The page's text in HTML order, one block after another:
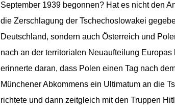
September 1939 begonnen? Hat es nicht den
die Zerschlagung der Tschechoslowakei
Deutschland, sondern auch Österreich und
nach an der territorialen Neuaufteilung Europas
erinnerte daran, dass Polen einen Tag nach
Münchener Abkommens ein Ultimatum an die
richtete und dann zeitgleich mit den Truppen